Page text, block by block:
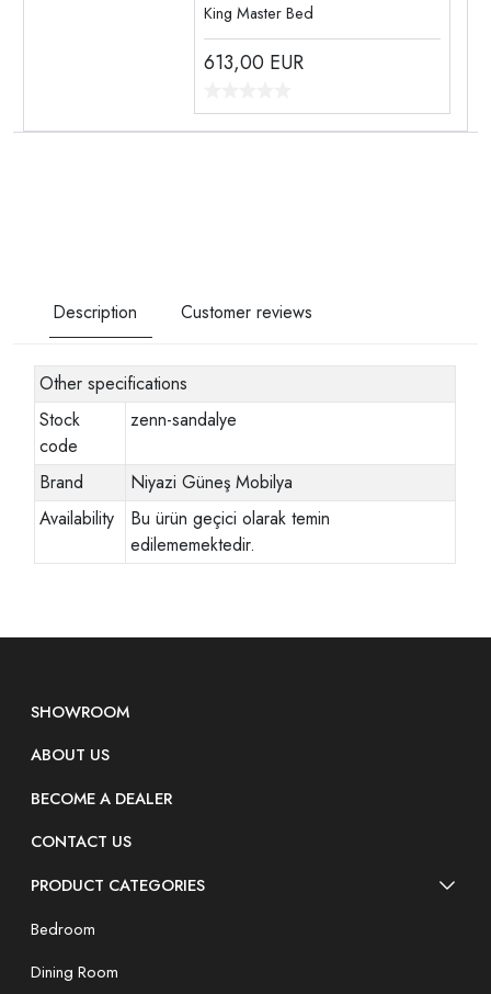
King Master Bed
613,00 EUR
Description Customer reviews
Other specifications
Stock
code
zenn-sandalye
Brand
Niyazi Güneş Mobilya
Availability
Bu ürün geçici olarak temin
edilememektedir.
SHOWROOM
ABOUT US
BECOME A DEALER
CONTACT US
PRODUCT CATEGORIES
Bedroom
Dining Room